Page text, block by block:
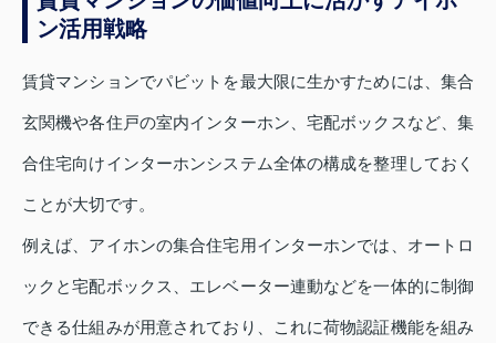
ン活用戦略
賃貸マンションでパビットを最大限に生かすためには、集合
玄関機や各住戸の室内インターホン、宅配ボックスなど、集
合住宅向けインターホンシステム全体の構成を整理しておく
ことが大切です。
例えば、アイホンの集合住宅用インターホンでは、オートロ
ックと宅配ボックス、エレベーター連動などを一体的に制御
できる仕組みが用意されており、これに荷物認証機能を組み